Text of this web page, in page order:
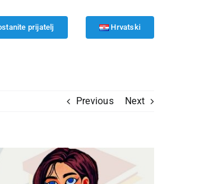
prijatelj Hrvatski
Previous Next